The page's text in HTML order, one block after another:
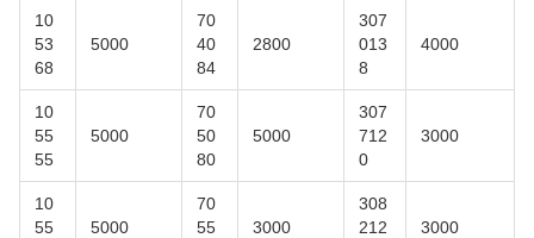
10
53
68
5000
70
40
84
2800
307
013
8
4000
10
55
55
5000
70
50
80
5000
307
712
0
3000
10
55
5000
70
55
3000
308
212
3000